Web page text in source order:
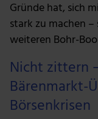
Gründe hat, sich
stark zu machen
weiteren Bohr-
Nicht zittern
Bärenmarkt-
Börsenkrisen